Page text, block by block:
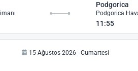
Podgorica
Podgorica
11:55
15 Ağustos 2026 - Cumartesi